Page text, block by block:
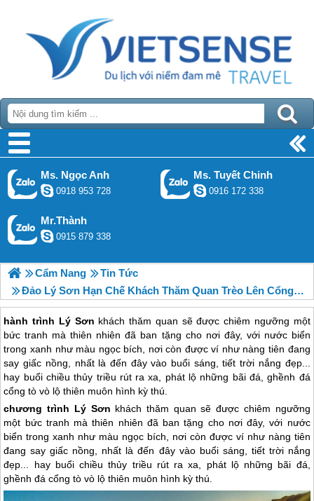
Ms. Ngọc Anh
0918 953 728
Ms. Tuyết Chinh
0916 172 338
Mr.Thành
0915 879 338
Cẩm Nang
Tin Tức
Đảo Lý Sơn Hạn Chế Khách Thăm Quan Trèo Lên Cổng Tò Vò
hành trình Lý Sơn khách thăm quan sẽ được chiêm ngưỡng một
bức tranh mà thiên nhiên đã ban tặng cho nơi đây, với nước biển
trong xanh như màu ngọc bích, nơi còn được ví như nàng tiên đang
say giấc nồng, nhất là đến đây vào buổi sáng, tiết trời nắng đẹp...
hay buổi chiều thủy triều rút ra xa, phát lộ những bãi đá, ghềnh đá
cổng tò vò lộ thiên muôn hình kỳ thú.
chương trình Lý Sơn khách thăm quan sẽ được chiêm ngưỡng
một bức tranh mà thiên nhiên đã ban tặng cho nơi đây, với nước
biển trong xanh như màu ngọc bích, nơi còn được ví như nàng tiên
đang say giấc nồng, nhất là đến đây vào buổi sáng, tiết trời nắng
đẹp... hay buổi chiều thủy triều rút ra xa, phát lộ những bãi đá,
ghềnh đá cổng tò vò lộ thiên muôn hình kỳ thú.